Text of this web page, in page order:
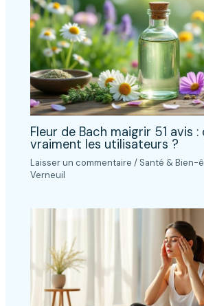
Fleur de Bach maigrir 51 avis
vraiment les utilisateurs ?
Laisser un commentaire / Santé & Bien-
Verneuil